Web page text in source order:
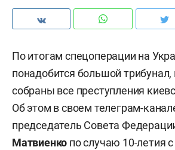
По итогам спецоперации на
понадобится большой трибунал,
собраны все преступления
Об этом в своем телеграм-
председатель Совета
Матвиенко по случаю 10-летия